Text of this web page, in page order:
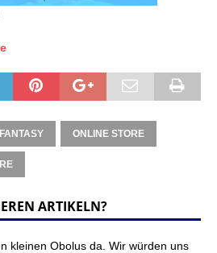
ONLINE STORE
ARTIKELN?
kleinen Obolus da. Wir würden uns